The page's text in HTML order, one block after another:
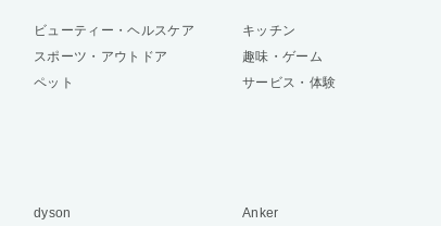
ビューティー・ヘルスケア キッチン
スポーツ・アウトドア 趣味・ゲーム
ペット サービス・体験
dyson Anker